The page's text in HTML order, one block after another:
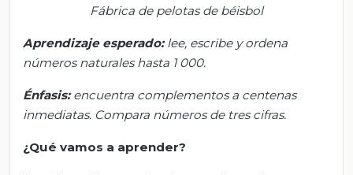
Fábrica de pelotas de béisbol
Aprendizaje esperado: lee, escribe y ordena
números naturales hasta 1 000.
Énfasis: encuentra complementos a centenas
inmediatas. Compara números de tres cifras.
¿Qué vamos a aprender?